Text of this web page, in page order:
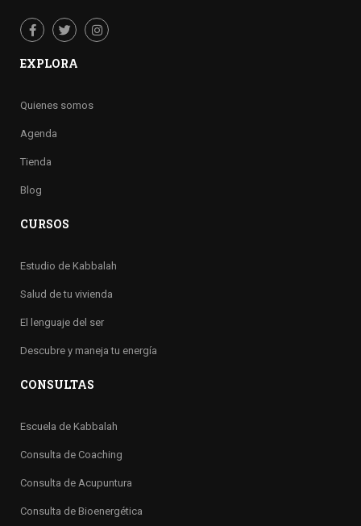
EXPLORA
Quienes somos
Agenda
Tienda
Blog
CURSOS
Estudio de Kabbalah
Salud de tu vivienda
El lenguaje del ser
Descubre y maneja tu energía
CONSULTAS
Escuela de Kabbalah
Consulta de Coaching
Consulta de Acupuntura
Consulta de Bioenergética